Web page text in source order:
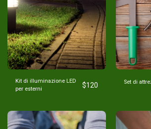
Kit di illuminazione LED
per esterni
$120 Set di